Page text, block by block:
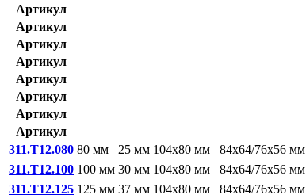
Артикул
Артикул
Артикул
Артикул
Артикул
Артикул
Артикул
Артикул
311.T12.080 80 мм 25 мм 104x80 мм 84x64/76x56 мм
311.T12.100 100 мм 30 мм 104x80 мм 84x64/76x56 мм
311.T12.125 125 мм 37 мм 104x80 мм 84x64/76x56 мм